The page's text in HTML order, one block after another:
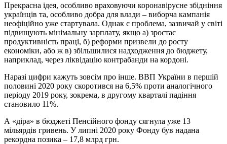
Прекрасна ідея, особливо враховуючи коронавірусне збідніння
українців та, особливо добра для влади – виборча кампанія
неофіційно уже стартувала. Однак є проблема, зазвичай у світі
підвищують мінімальну зарплату, якщо а) зростає
продуктивність праці, б) реформи призвели до росту
економіки, або ж в) збільшилися надходження до бюджету,
наприклад, через ліквідацію контрабанди на кордоні.
Наразі цифри кажуть зовсім про інше. ВВП України в першій
половині 2020 року скоротився на 6,5% проти аналогічного
періоду 2019 року, зокрема, в другому кварталі падіння
становило 11%.
А «діра» в бюджеті Пенсійного фонду сягнула уже 13
мільярдів гривень. У липні 2020 року Фонду був надана
рекордна позика – 17,8 млрд грн.